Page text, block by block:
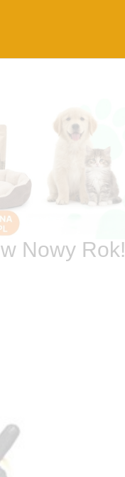
Nowy Rok!